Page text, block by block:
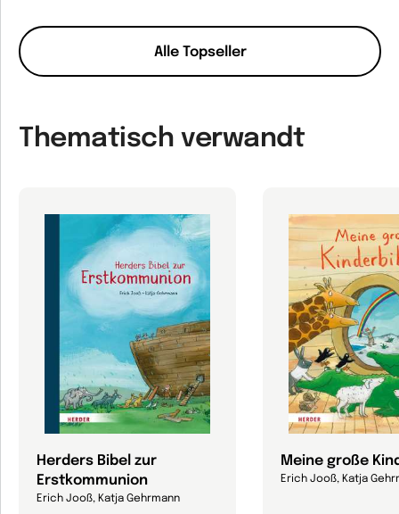
Alle Topseller
Thematisch verwandt
Herders Bibel zur
Erstkommunion
Erich Jooß, Katja Gehrmann
Meine große
Erich Jooß, Katja